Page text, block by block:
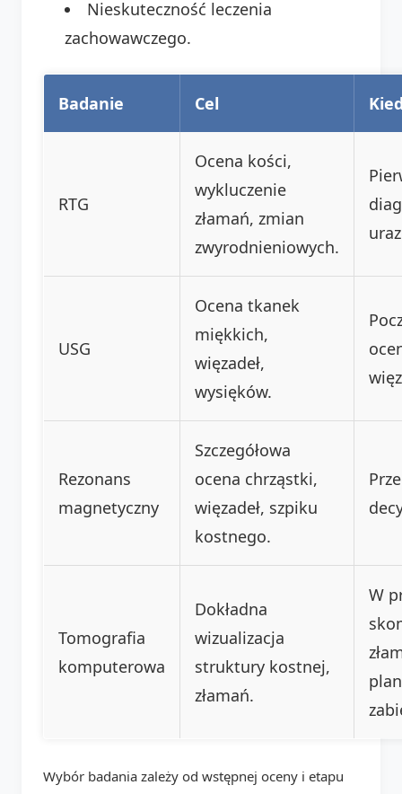
Nieskuteczność leczenia
zachowawczego.
Badanie Cel
RTG
Ocena kości,
wykluczenie
złamań, zmian
zwyrodnieniowych.
USG
Ocena tkanek
miękkich,
więzadeł,
wysięków.
Rezonans
magnetyczny
Szczegółowa
ocena chrząstki,
więzadeł, szpiku
kostnego.
Tomografia
komputerowa
Dokładna
wizualizacja
struktury kostnej,
złamań.
W
Wybór badania zależy od wstępnej oceny i etapu